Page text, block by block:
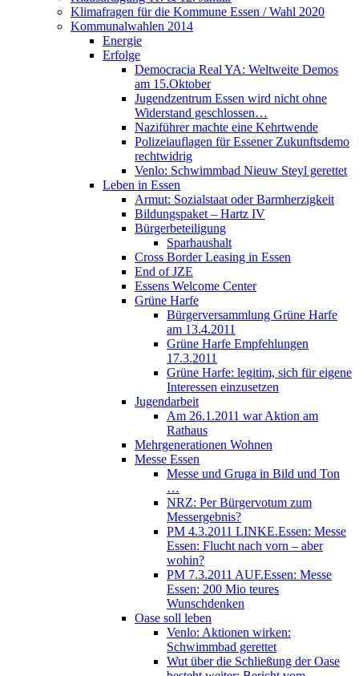
Klimafragen für die Kommune Essen / Wahl 2020
Kommunalwahlen 2014
Energie
Erfolge
Democracia Real YA: Weltweite Demos
am 15.Oktober
Jugendzentrum Essen wird nicht ohne
Widerstand geschlossen…
Naziführer machte eine Kehrtwende
Polizeiauflagen für Essener Zukunftsdemo
rechtwidrig
Venlo: Schwimmbad Nieuw Steyl gerettet
Leben in Essen
Armut: Sozialstaat oder Barmherzigkeit
Bildungspaket – Hartz IV
Bürgerbeteiligung
Sparhaushalt
Cross Border Leasing in Essen
End of JZE
Essens Welcome Center
Grüne Harfe
Bürgerversammlung Grüne Harfe
am 13.4.2011
Grüne Harfe Empfehlungen
17.3.2011
Grüne Harfe: legitim, sich für eigene
Interessen einzusetzen
Jugendarbeit
Am 26.1.2011 war Aktion am
Rathaus
Mehrgenerationen Wohnen
Messe Essen
Messe und Gruga in Bild und Ton
…
NRZ: Per Bürgervotum zum
Messergebnis?
PM 4.3.2011 LINKE.Essen: Messe
Essen: Flucht nach vorn – aber
wohin?
PM 7.3.2011 AUF.Essen: Messe
Essen: 200 Mio teures
Wunschdenken
Oase soll leben
Venlo: Aktionen wirken:
Schwimmbad gerettet
Wut über die Schließung der Oase